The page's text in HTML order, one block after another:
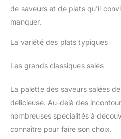
de saveurs et de plats qu’il
manquer.
La variété des plats typiques
Les grands classiques salés
La palette des saveurs salées
délicieuse. Au-delà des
nombreuses spécialités à
connaître pour faire son choix.